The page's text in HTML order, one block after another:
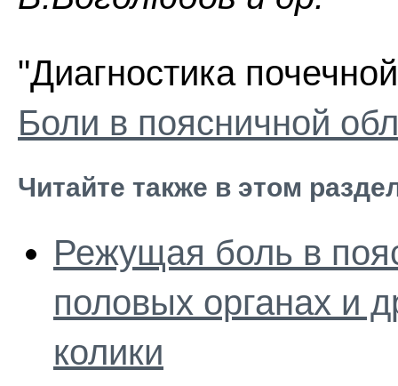
"Диагностика
Боли в поясничной
Читайте также в этом
Режущая боль в
половых органах и
колики